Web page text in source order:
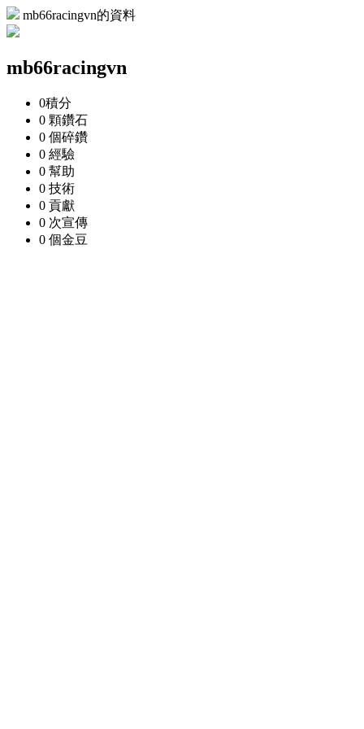
mb66racingvn的資料
mb66racingvn
0積分
0 顆鑽石
0 個碎鑽
0 經驗
0 幫助
0 技術
0 貢獻
0 次宣傳
0 個金豆